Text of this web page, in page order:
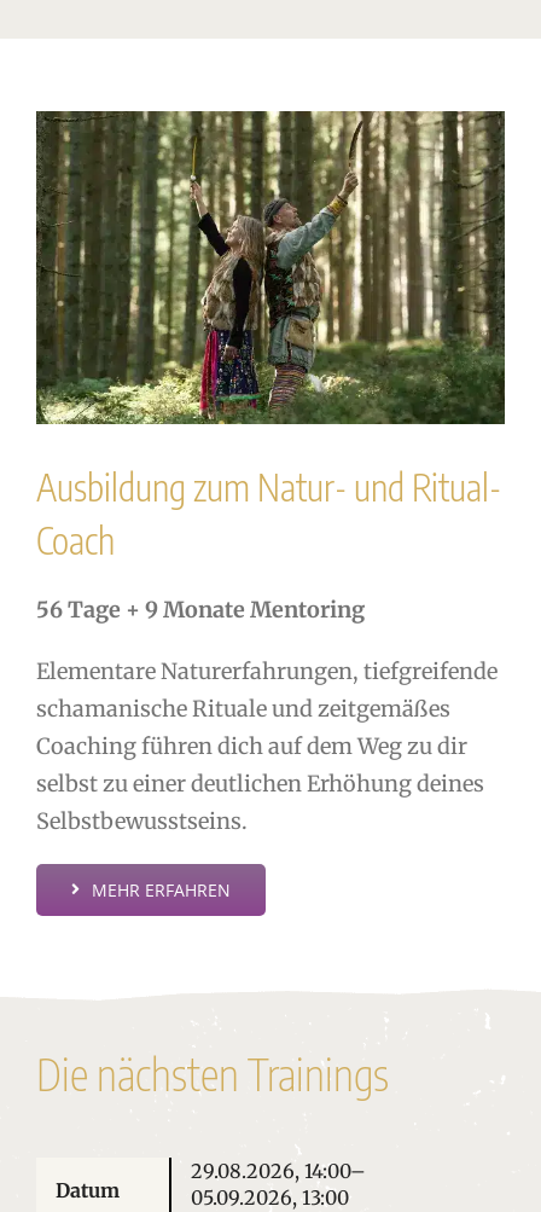
Ausbildung zum Natur- und Ritual-
Coach
56 Tage + 9 Monate Mentoring
Elementare Naturerfahrungen, tiefgreifende
schamanische Rituale und zeitgemäßes
Coaching führen dich auf dem Weg zu dir
selbst zu einer deutlichen Erhöhung deines
Selbstbewusstseins.
MEHR ERFAHREN
Die nächsten Trainings
29.08.2026, 14:00–
05.09.2026, 13:00